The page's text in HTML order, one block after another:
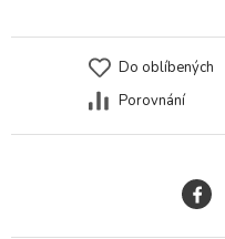
Do oblíbených
Porovnání